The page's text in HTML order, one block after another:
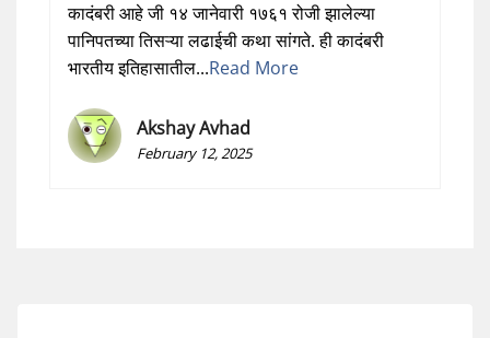
कादंबरी आहे जी १४ जानेवारी १७६१ रोजी झालेल्या
पानिपतच्या तिसऱ्या लढाईची कथा सांगते. ही कादंबरी
भारतीय इतिहासातील...Read More
Akshay Avhad
February 12, 2025